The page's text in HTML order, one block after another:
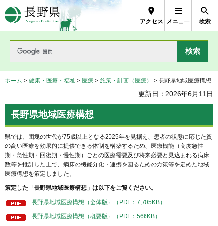
長野県Nagano Prefecture
アクセス メニュー 検索
ホーム > 健康・医療・福祉 > 医療 > 施策・計画（医療） > 長野県地域医療構想
更新日：2026年6月11日
長野県地域医療構想
県では、団塊の世代が75歳以上となる2025年を見据え、患者の状態に応じた質
の高い医療を効果的に提供できる体制を構築するため、医療機能（高度急性
期・急性期・回復期・慢性期）ごとの医療需要及び将来必要と見込まれる病床
数等を推計した上で、病床の機能分化・連携を図るための方策等を定めた地域
医療構想を策定しました。
策定した「長野県地域医療構想」は以下をご覧ください。
長野県地域医療構想（全体版）（PDF：7,705KB）
長野県地域医療構想（概要版）（PDF：566KB）